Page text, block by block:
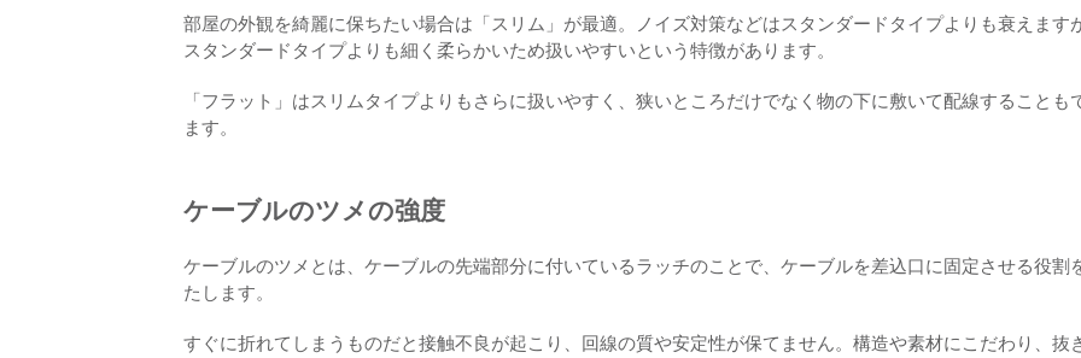
部屋の外観を綺麗に保ちたい場合は「スリム」が最適。ノイズ対策などはスタンダードタイプよりも衰えます
スタンダードタイプよりも細く柔らかいため扱いやすいという特徴があります。
「フラット」はスリムタイプよりもさらに扱いやすく、狭いところだけでなく物の下に敷いて配線することも
ます。
ケーブルのツメの強度
ケーブルのツメとは、ケーブルの先端部分に付いているラッチのことで、ケーブルを差込口に固定させる役割
たします。
すぐに折れてしまうものだと接触不良が起こり、回線の質や安定性が保てません。構造や素材にこだわり、抜